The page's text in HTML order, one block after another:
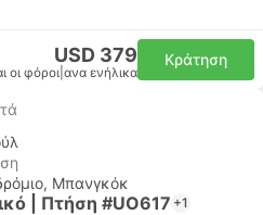
USD 379
οι φόροι ανα ενήλικα
Κράτηση
Μπανγκόκ
| Πτήση #UO617 +1